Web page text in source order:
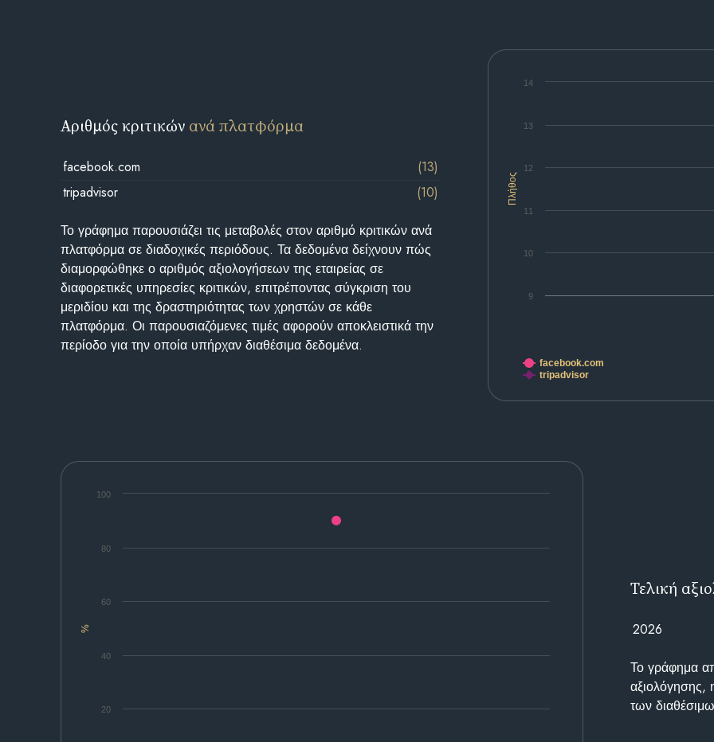
Πλήθος
9
10
11
12
13
14
facebook.com
tripadvisor
Αριθμός κριτικών ανά πλατφόρμα
facebook.com
(13)
tripadvisor
(10)
Το γράφημα παρουσιάζει τις μεταβολές στον αριθμό κριτικών ανά
πλατφόρμα σε διαδοχικές περιόδους. Τα δεδομένα δείχνουν πώς
διαμορφώθηκε ο αριθμός αξιολογήσεων της εταιρείας σε
διαφορετικές υπηρεσίες κριτικών, επιτρέποντας σύγκριση του
μεριδίου και της δραστηριότητας των χρηστών σε κάθε
πλατφόρμα. Οι παρουσιαζόμενες τιμές αφορούν αποκλειστικά την
περίοδο για την οποία υπήρχαν διαθέσιμα δεδομένα.
%
20
40
60
80
100
Τελική
2026
Το γράφημα
αξιολόγησης,
των